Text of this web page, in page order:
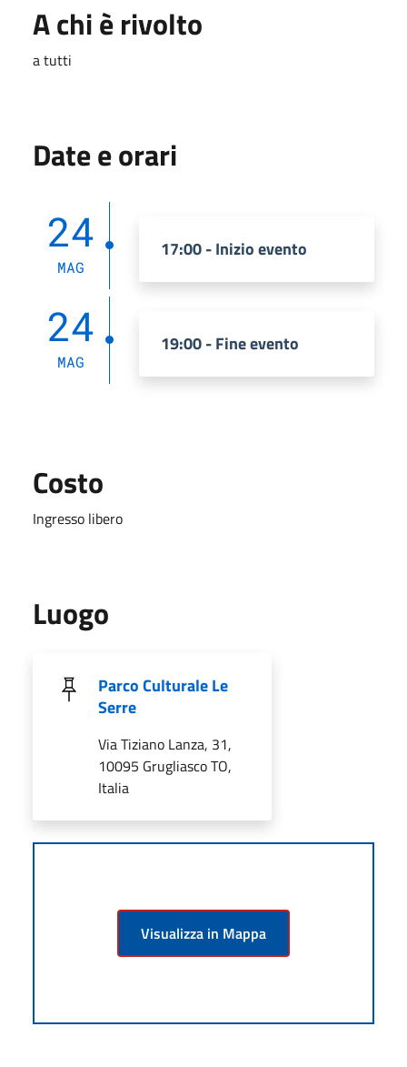
A chi è rivolto
a tutti
Date e orari
24
MAG
17:00 - Inizio evento
24
MAG
19:00 - Fine evento
Costo
Ingresso libero
Luogo
Parco Culturale Le
Serre
Via Tiziano Lanza, 31,
10095 Grugliasco TO,
Italia
Visualizza in Mappa